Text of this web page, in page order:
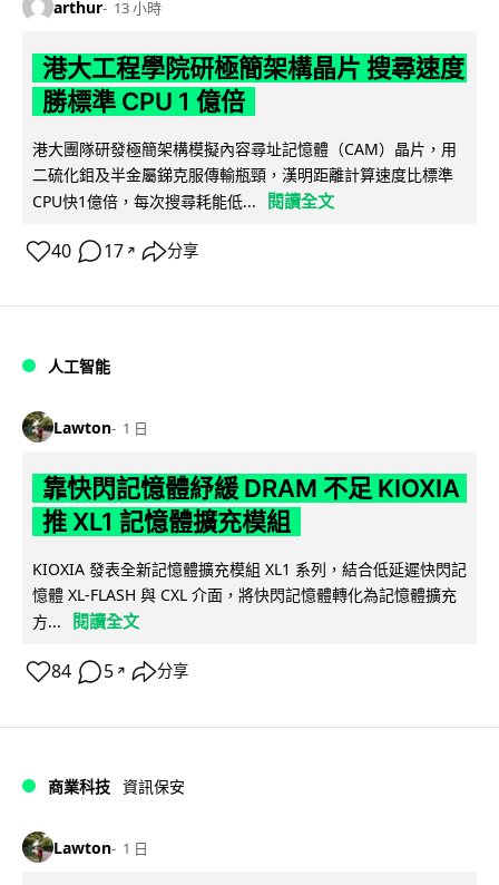
arthur 13 小時
港大工程學院研極簡架構晶片 搜尋速度
勝標準 CPU 1 億倍
港大團隊研發極簡架構模擬內容尋址記憶體（CAM）晶片，用
二硫化鉬及半金屬銻克服傳輸瓶頸，漢明距離計算速度比標準
CPU快1億倍，每次搜尋耗能低...
閱讀全文
40 17 ↗ 分享
人工智能
Lawton 1 日
靠快閃記憶體紓緩 DRAM 不足 KIOXIA
推 XL1 記憶體擴充模組
KIOXIA 發表全新記憶體擴充模組 XL1 系列，結合低延遲快閃記
憶體 XL-FLASH 與 CXL 介面，將快閃記憶體轉化為記憶體擴充
方...
閱讀全文
84 5 ↗ 分享
商業科技 資訊保安
Lawton 1 日